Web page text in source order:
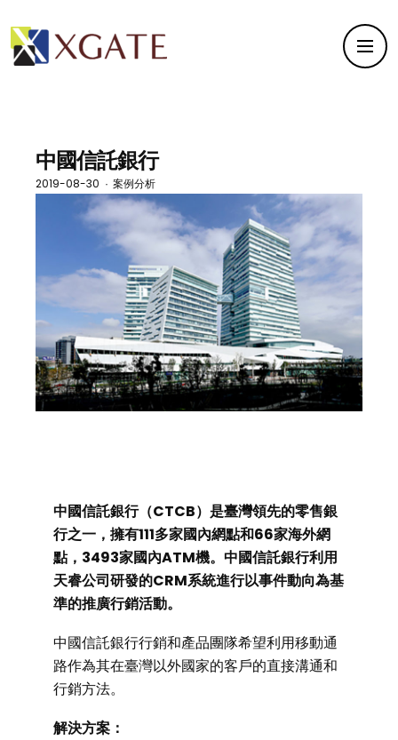
中國信託銀行
2019-08-30 · 案例分析
中國信託銀行（CTCB）是臺灣領先的零售銀
行之一，擁有111多家國內網點和66家海外網
點，3493家國內ATM機。中國信託銀行利用
天睿公司研發的CRM系統進行以事件動向為基
準的推廣行銷活動。
中國信託銀行行銷和產品團隊希望利用移動通
路作為其在臺灣以外國家的客戶的直接溝通和
行銷方法。
解決方案：